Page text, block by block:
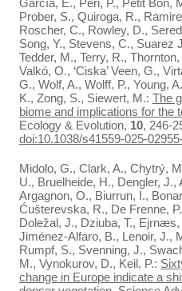
Prober, S., Quiroga, R.,
Roscher, C., Rowley, D.,
Song, Y., Stevens, C., Suarez
Tedder, M., Terry, R.,
Valkó, O., ‘Ciska’ Veen, G.,
G., Wolf, A., Wolff, P., Young,
K., Zong, S., Siewert, M.: The
biome and implications for the
Ecology & Evolution, 10, 246-
doi:10.1038/s41559-025-
Midolo, G., Clark, A., Chytrý,
U., Bruelheide, H., Dengler,
Argagnon, O., Biurrun, I.,
Ćušterevska, R., De Frenne,
Doležal, J., Dziuba, T.,
Jiménez-Alfaro, B., Lenoir, J.,
Rumpf, S., Svenning, J.,
M., Vynokurov, D., Keil, P.:
change in Europe indicate a